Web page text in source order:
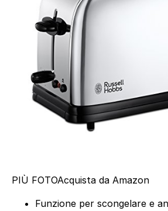
PIÙ FOTOAcquista da Amazon
Funzione per scongelare e